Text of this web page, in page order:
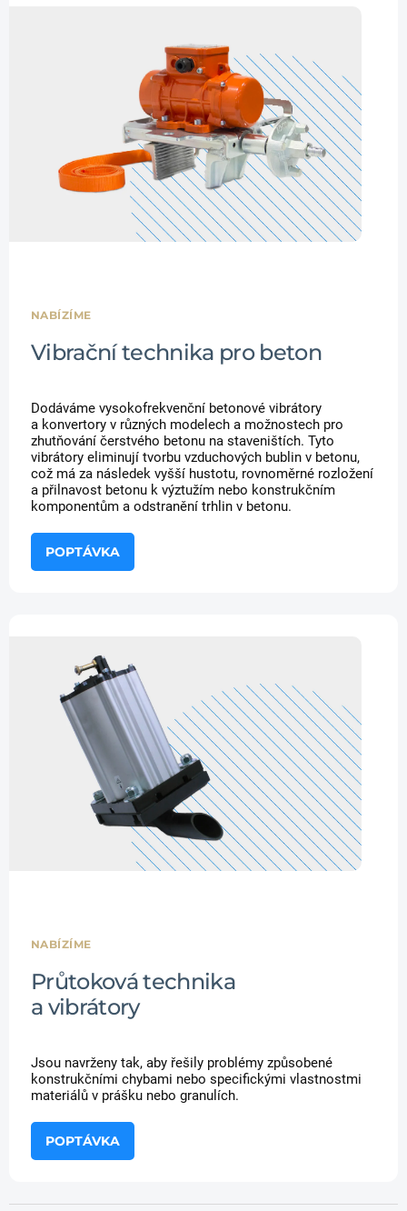
NABÍZÍME
Vibrační technika pro beton
Dodáváme vysokofrekvenční betonové vibrátory
a konvertory v různých modelech a možnostech pro
zhutňování čerstvého betonu na staveništích. Tyto
vibrátory eliminují tvorbu vzduchových bublin v betonu,
což má za následek vyšší hustotu, rovnoměrné rozložení
a přilnavost betonu k výztužím nebo konstrukčním
komponentům a odstranění trhlin v betonu.
POPTÁVKA
NABÍZÍME
Průtoková technika
a vibrátory
Jsou navrženy tak, aby řešily problémy způsobené
konstrukčními chybami nebo specifickými vlastnostmi
materiálů v prášku nebo granulích.
POPTÁVKA